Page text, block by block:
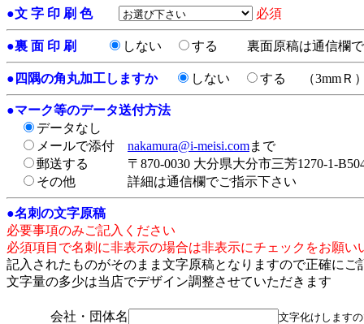
●文 字 印 刷 色 必須
●裏 面 印 刷 しない する 裏面原稿は通信欄
● 四隅の角丸加工しますか しない する （3mmＲ
●マーク等のデータ送付方法
データなし
メールで添付 nakamura@i-meisi.comまで
郵送する 〒870-0030 大分県大分市三芳1270-1-
その他 詳細は通信欄でご指示下さい
●名刺の文字原稿
必要事項のみご記入ください
必須項目で名刺に非表示の場合は非表示にチェックをお願い
記入されたものがそのまま文字原稿となりますので正確にご
文字量の多少は当店でデザイン調整させていただきます
会社・団体名 文字化けします